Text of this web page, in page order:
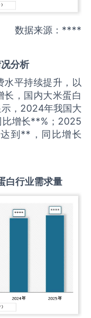
数据来源：****
分析
水平持续提升，以
，国内大米蛋白
，2024年我国大
比增长**%；2025
到**，同比增长
白行业需求量